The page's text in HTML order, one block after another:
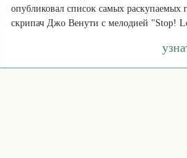
опубликовал список самых
скрипач Джо Венути с мелодией "Stop!